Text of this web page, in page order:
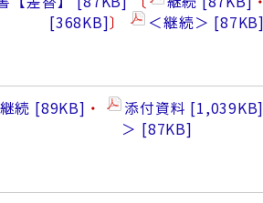
368KB 〕 ＜継続＞ 87KB
継続 89KB ・ 添付資料 1,039KB
＞
87KB